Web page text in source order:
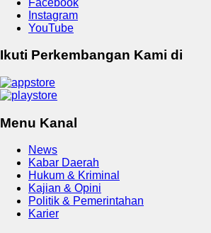
Instagram
YouTube
Ikuti Perkembangan Kami di
Menu Kanal
News
Kabar Daerah
Hukum & Kriminal
Kajian & Opini
Politik & Pemerintahan
Karier